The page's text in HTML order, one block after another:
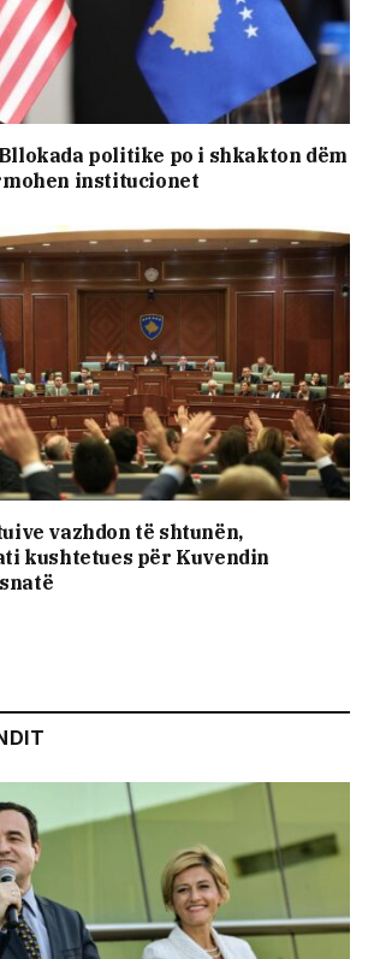
Bllokada politike po i shkakton dëm
institucionet
vazhdon të shtunën,
kushtetues për Kuvendin